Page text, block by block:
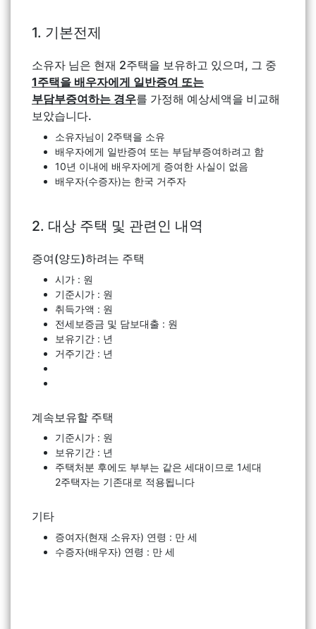
1. 기본전제
소유자 님은 현재 2주택을 보유하고 있으며, 그 중
1주택을 배우자에게 일반증여 또는
부담부증여하는 경우를 가정해 예상세액을 비교해
보았습니다.
소유자님이 2주택을 소유
배우자에게 일반증여 또는 부담부증여하려고 함
10년 이내에 배우자에게 증여한 사실이 없음
배우자(수증자)는 한국 거주자
2. 대상 주택 및 관련인 내역
증여(양도)하려는 주택
시가 : 원
기준시가 : 원
취득가액 : 원
전세보증금 및 담보대출 : 원
보유기간 : 년
거주기간 : 년
계속보유할 주택
기준시가 : 원
보유기간 : 년
주택처분 후에도 부부는 같은 세대이므로 1세대
2주택자는 기존대로 적용됩니다
기타
증여자(현재 소유자) 연령 : 만 세
수증자(배우자) 연령 : 만 세